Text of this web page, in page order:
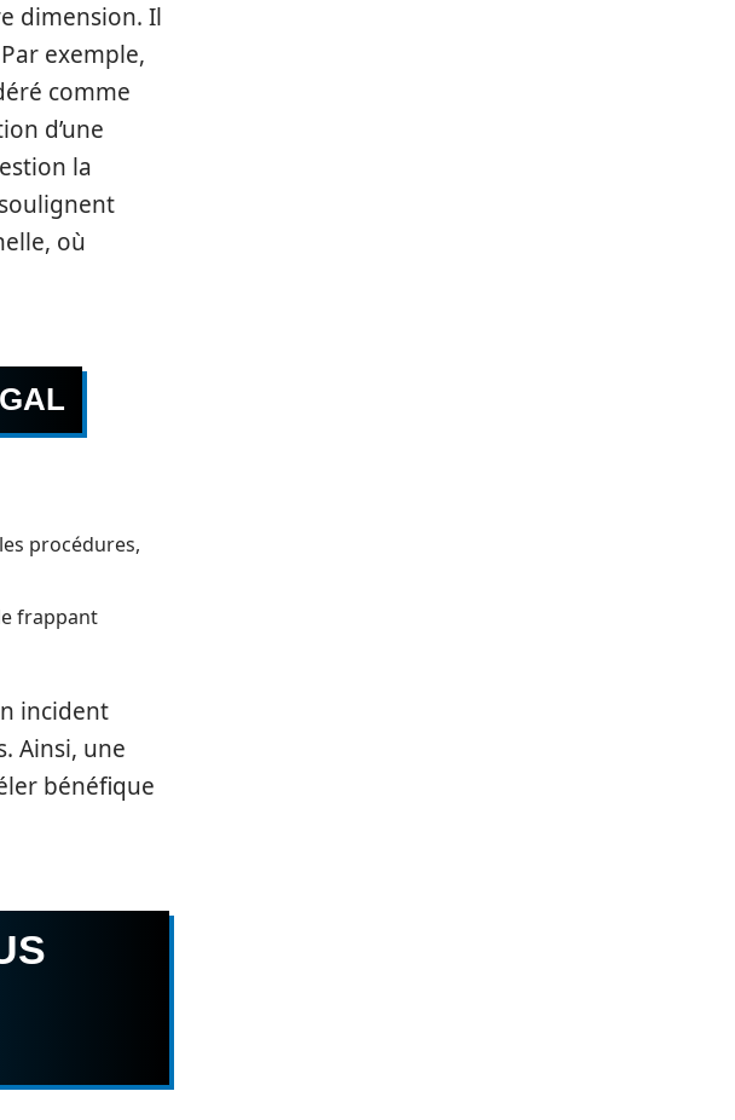
dimension. Il
exemple,
comme
d’une
la
où
procédures,
frappant
incident
Ainsi, une
bénéfique